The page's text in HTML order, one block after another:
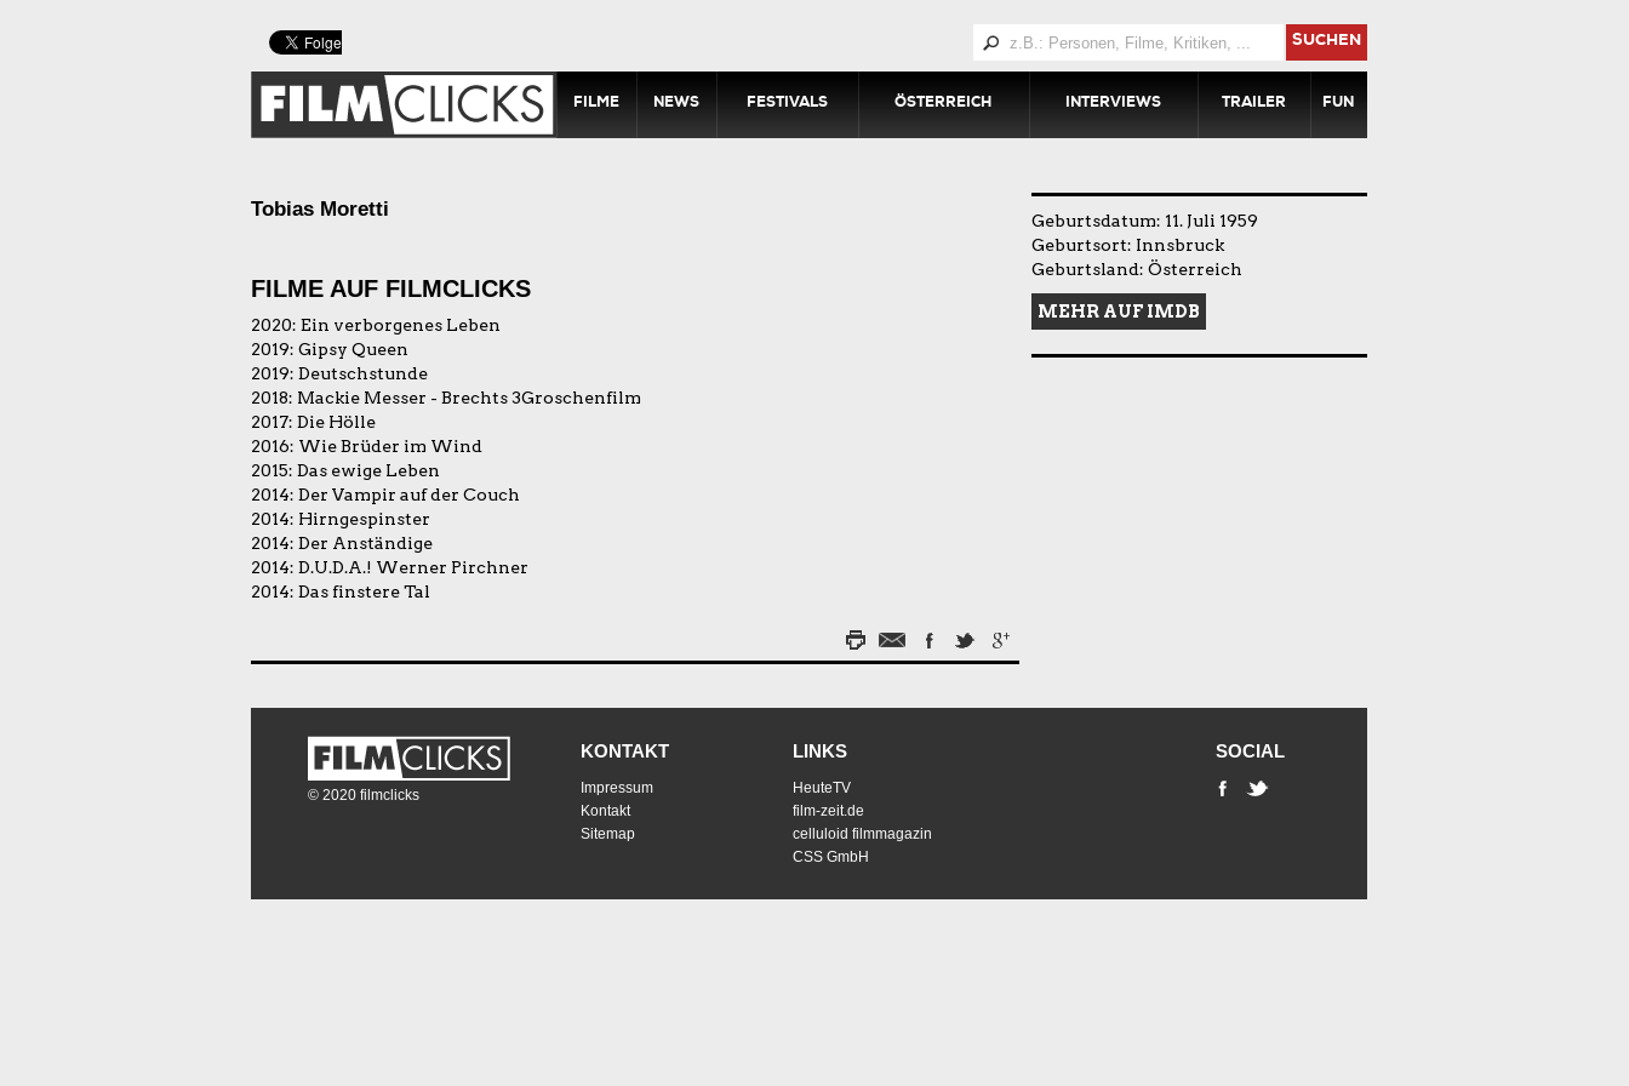
SUCHEN
FILME NEWS FESTIVALS ÖSTERREICH INTERVIEWS TRAILER FUN
Tobias Moretti
FILME AUF FILMCLICKS
2020: Ein verborgenes Leben
2019: Gipsy Queen
2019: Deutschstunde
2018: Mackie Messer - Brechts 3Groschenfilm
2017: Die Hölle
2016: Wie Brüder im Wind
2015: Das ewige Leben
2014: Der Vampir auf der Couch
2014: Hirngespinster
2014: Der Anständige
2014: D.U.D.A.! Werner Pirchner
2014: Das finstere Tal
Geburtsdatum: 11. Juli 1959
Geburtsort: Innsbruck
Geburtsland: Österreich
MEHR AUF IMDB
© 2020 filmclicks
KONTAKT
Impressum
Kontakt
Sitemap
LINKS
HeuteTV
film-zeit.de
celluloid filmmagazin
CSS GmbH
SOCIAL